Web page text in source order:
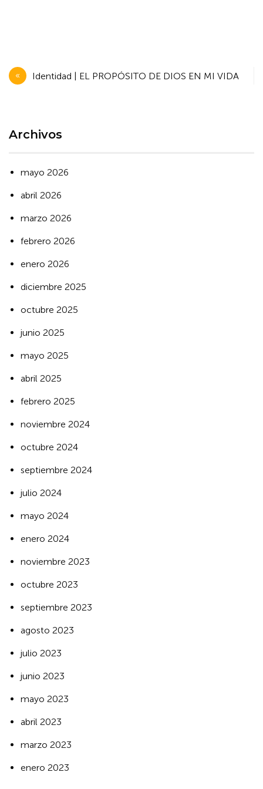
Navegación
de
Identidad | EL PROPÓSITO DE DIOS EN MI VIDA
Archivos
mayo 2026
abril 2026
marzo 2026
febrero 2026
enero 2026
diciembre 2025
octubre 2025
junio 2025
mayo 2025
abril 2025
febrero 2025
noviembre 2024
octubre 2024
septiembre 2024
julio 2024
mayo 2024
enero 2024
noviembre 2023
octubre 2023
septiembre 2023
agosto 2023
julio 2023
junio 2023
mayo 2023
abril 2023
marzo 2023
enero 2023